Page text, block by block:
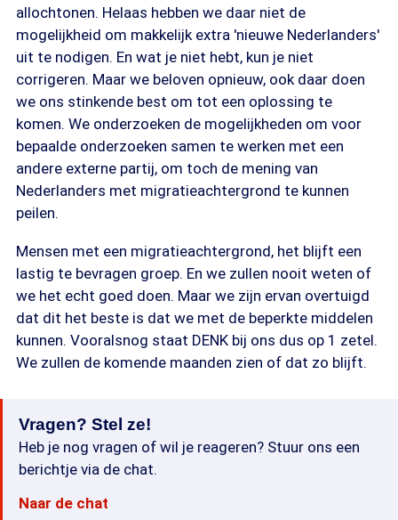
allochtonen. Helaas hebben we daar niet de
mogelijkheid om makkelijk extra 'nieuwe Nederlanders'
uit te nodigen. En wat je niet hebt, kun je niet
corrigeren. Maar we beloven opnieuw, ook daar doen
we ons stinkende best om tot een oplossing te
komen. We onderzoeken de mogelijkheden om voor
bepaalde onderzoeken samen te werken met een
andere externe partij, om toch de mening van
Nederlanders met migratieachtergrond te kunnen
peilen.
Mensen met een migratieachtergrond, het blijft een
lastig te bevragen groep. En we zullen nooit weten of
we het echt goed doen. Maar we zijn ervan overtuigd
dat dit het beste is dat we met de beperkte middelen
kunnen. Vooralsnog staat DENK bij ons dus op 1 zetel.
We zullen de komende maanden zien of dat zo blijft.
Vragen? Stel ze!
Heb je nog vragen of wil je reageren? Stuur ons een
berichtje via de chat.
Naar de chat